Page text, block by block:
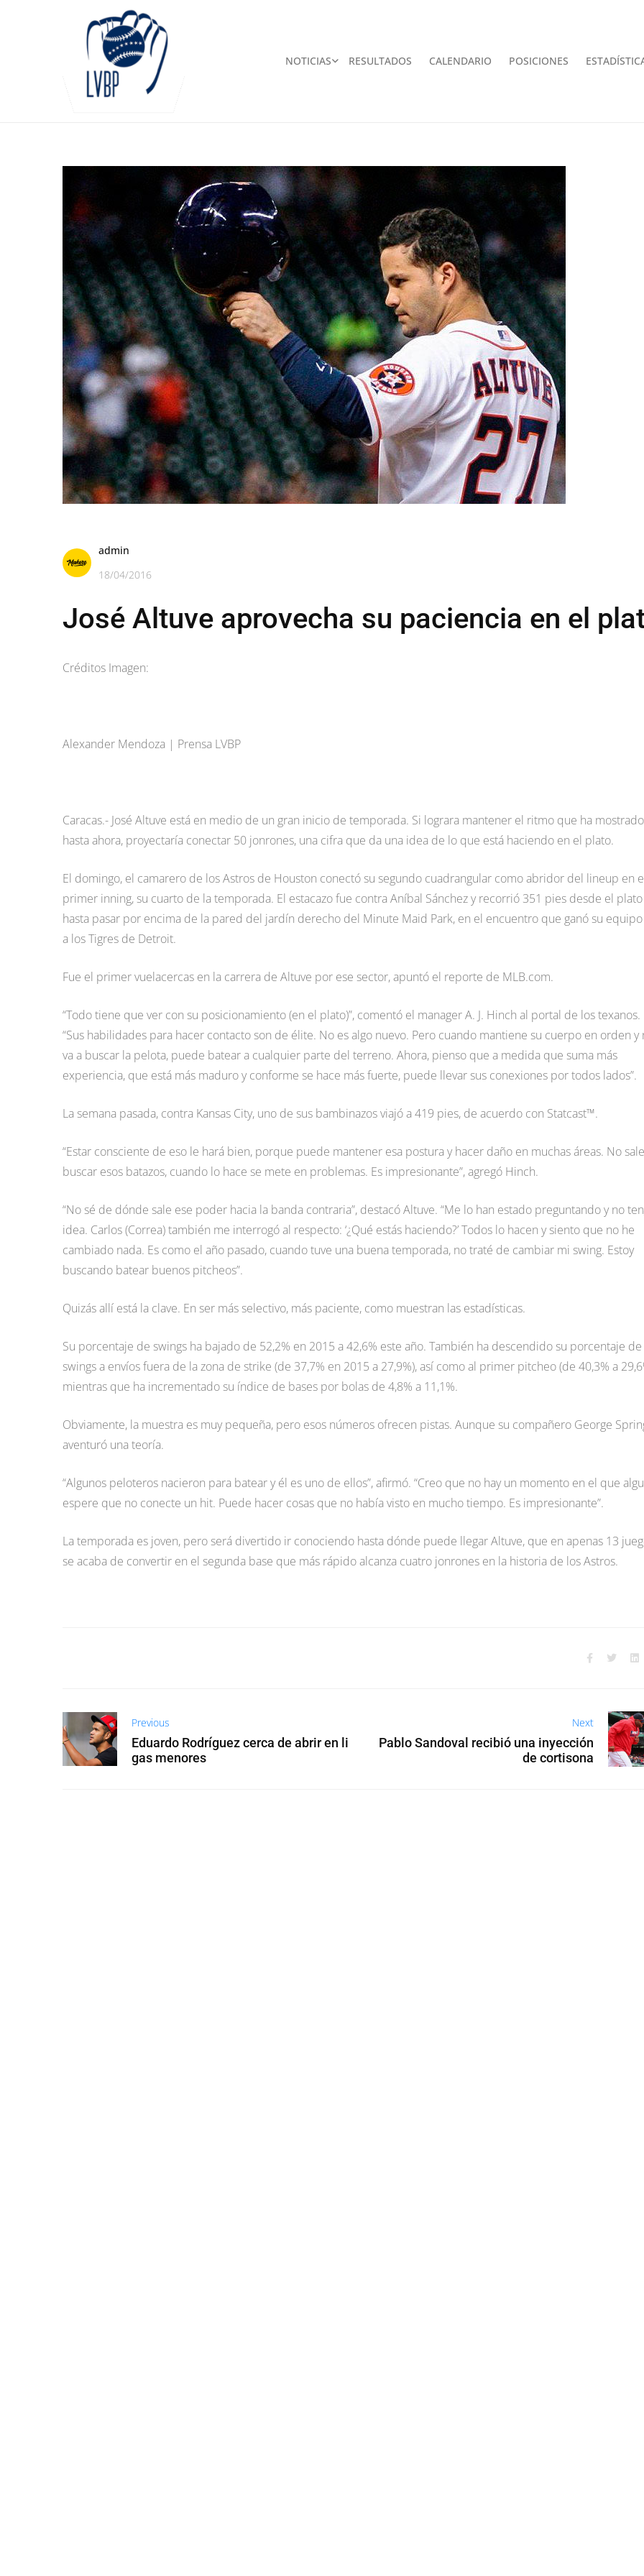
NOTICIAS RESULTADOS CALENDARIO POSICIONES
admin
18/04/2016
José Altuve aprovecha su paciencia en el
Créditos Imagen:
Alexander Mendoza | Prensa LVBP
Caracas.- José Altuve está en medio de un gran inicio de temporada. Si lograra mantener el ritmo que ha mostrado
hasta ahora, proyectaría conectar 50 jonrones, una cifra que da una idea de lo que está haciendo en el plato.
El domingo, el camarero de los Astros de Houston conectó su segundo cuadrangular como abridor del lineup en
primer inning, su cuarto de la temporada. El estacazo fue contra Aníbal Sánchez y recorrió 351 pies desde el plato
hasta pasar por encima de la pared del jardín derecho del Minute Maid Park, en el encuentro que ganó su
a los Tigres de Detroit.
Fue el primer vuelacercas en la carrera de Altuve por ese sector, apuntó el reporte de MLB.com.
“Todo tiene que ver con su posicionamiento (en el plato)”, comentó el manager A. J. Hinch al portal de los texanos.
“Sus habilidades para hacer contacto son de élite. No es algo nuevo. Pero cuando mantiene su cuerpo en orden y
va a buscar la pelota, puede batear a cualquier parte del terreno. Ahora, pienso que a medida que suma más
experiencia, que está más maduro y conforme se hace más fuerte, puede llevar sus conexiones por todos lados”.
La semana pasada, contra Kansas City, uno de sus bambinazos viajó a 419 pies, de acuerdo con Statcast™.
“Estar consciente de eso le hará bien, porque puede mantener esa postura y hacer daño en muchas áreas. No
buscar esos batazos, cuando lo hace se mete en problemas. Es impresionante”, agregó Hinch.
“No sé de dónde sale ese poder hacia la banda contraria”, destacó Altuve. “Me lo han estado preguntando y no
idea. Carlos (Correa) también me interrogó al respecto: ‘¿Qué estás haciendo?’ Todos lo hacen y siento que no he
cambiado nada. Es como el año pasado, cuando tuve una buena temporada, no traté de cambiar mi swing. Estoy
buscando batear buenos pitcheos”.
Quizás allí está la clave. En ser más selectivo, más paciente, como muestran las estadísticas.
Su porcentaje de swings ha bajado de 52,2% en 2015 a 42,6% este año. También ha descendido su porcentaje de
swings a envíos fuera de la zona de strike (de 37,7% en 2015 a 27,9%), así como al primer pitcheo (de 40,3% a
mientras que ha incrementado su índice de bases por bolas de 4,8% a 11,1%.
Obviamente, la muestra es muy pequeña, pero esos números ofrecen pistas. Aunque su compañero George
aventuró una teoría.
“Algunos peloteros nacieron para batear y él es uno de ellos”, afirmó. “Creo que no hay un momento en el que
espere que no conecte un hit. Puede hacer cosas que no había visto en mucho tiempo. Es impresionante”.
La temporada es joven, pero será divertido ir conociendo hasta dónde puede llegar Altuve, que en apenas 13
se acaba de convertir en el segunda base que más rápido alcanza cuatro jonrones en la historia de los Astros.
Previous
Eduardo Rodríguez cerca de abrir en li
gas menores
Next
Pablo Sandoval recibió una inyección
de cortisona